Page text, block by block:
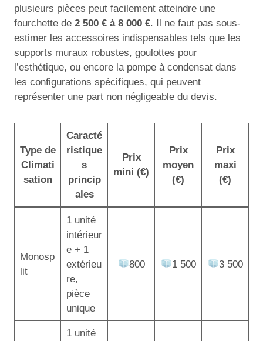
plusieurs pièces peut facilement atteindre une
fourchette de 2 500 € à 8 000 €. Il ne faut pas sous-
estimer les accessoires indispensables tels que les
supports muraux robustes, goulottes pour
l’esthétique, ou encore la pompe à condensat dans
les configurations spécifiques, qui peuvent
représenter une part non négligeable du devis.
Type de
Climati
sation
Caracté
ristique
s
princip
ales
Prix
mini (€)
Prix
moyen
(€)
Prix
maxi
(€)
Monosp
lit
1 unité
intérieur
e + 1
extérieu
re,
pièce
unique
800 1 500 3 500
1 unité